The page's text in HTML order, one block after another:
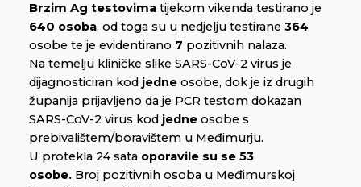
Brzim Ag testovima tijekom vikenda testirano je
640 osoba, od toga su u nedjelju testirane 364
osobe te je evidentirano 7 pozitivnih nalaza.
Na temelju kliničke slike SARS-CoV-2 virus je
dijagnosticiran kod jedne osobe, dok je iz drugih
županija prijavljeno da je PCR testom dokazan
SARS-CoV-2 virus kod jedne osobe s
prebivalištem/boravištem u Međimurju.
U protekla 24 sata oporavile su se 53
osobe. Broj pozitivnih osoba u Međimurskoj